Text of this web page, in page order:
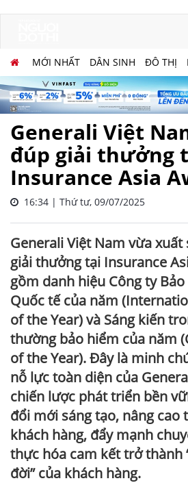
MỚI NHẤT DÂN SINH ĐÔ THỊ
Generali Việt
đúp giải thưởng
Insurance Asia
16:34 | Thứ tư, 09/07/2025
Generali Việt Nam vừa xuất
giải thưởng tại Insurance
gồm danh hiệu Công ty
Quốc tế của năm
of the Year) và Sáng kiến
thường bảo hiểm của năm
of the Year). Đây là minh
nỗ lực toàn diện của
chiến lược phát triển bền
đổi mới sáng tạo, nâng cao
khách hàng, đẩy mạnh
thực hóa cam kết trở thành
đời” của khách hàng.